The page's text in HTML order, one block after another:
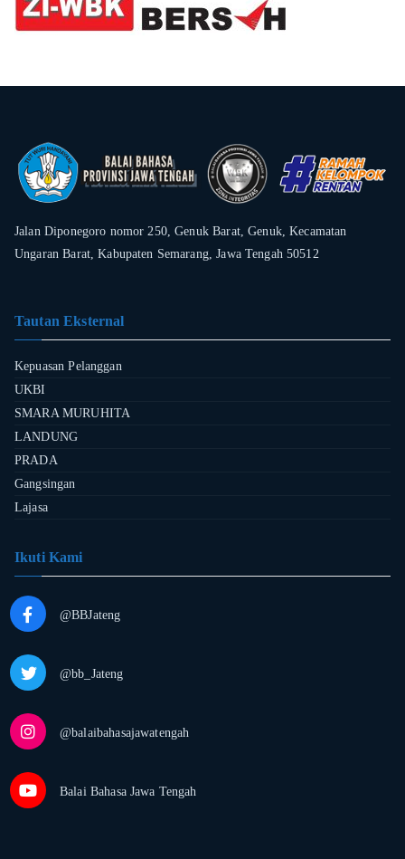
Jalan Diponegoro nomor 250, Genuk Barat, Genuk, Kecamatan
Ungaran Barat, Kabupaten Semarang, Jawa Tengah 50512
Tautan Eksternal
Kepuasan Pelanggan
UKBI
SMARA MURUHITA
LANDUNG
PRADA
Gangsingan
Lajasa
Ikuti Kami
@BBJateng
@bb_Jateng
@balaibahasajawatengah
Balai Bahasa Jawa Tengah